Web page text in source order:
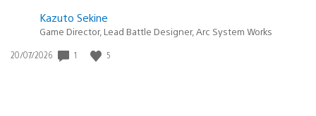
Kazuto Sekine
Game Director, Lead Battle Designer, Arc System Works
Data
20/07/2026 1 5